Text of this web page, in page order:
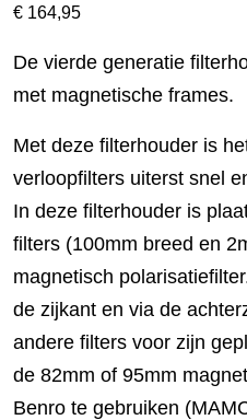
€ 164,95
De vierde generatie
met magnetische frames.
Met deze filterhouder is
verloopfilters uiterst snel
In deze filterhouder is
filters (100mm breed en
magnetisch
de zijkant en via de
andere filters voor zijn
de 82mm of 95mm
Benro te gebruiken